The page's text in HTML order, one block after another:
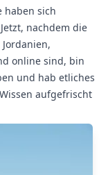
haben sich
nachdem die
Jordanien,
online sind, bin
und hab etliches
aufgefrischt